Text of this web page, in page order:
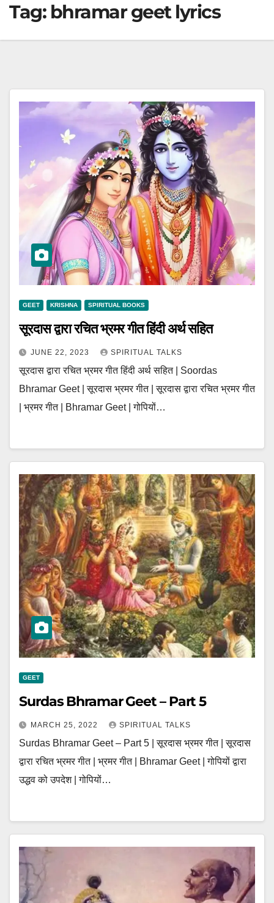
Tag: bhramar geet lyrics
GEET KRISHNA SPIRITUAL BOOKS
सूरदास द्वारा रचित भ्रमर गीत हिंदी अर्थ सहित
JUNE 22, 2023 SPIRITUAL TALKS
सूरदास द्वारा रचित भ्रमर गीत हिंदी अर्थ सहित | Soordas
Bhramar Geet | सूरदास भ्रमर गीत | सूरदास द्वारा रचित भ्रमर गीत
| भ्रमर गीत | Bhramar Geet | गोपियों…
GEET
Surdas Bhramar Geet – Part 5
MARCH 25, 2022 SPIRITUAL TALKS
Surdas Bhramar Geet – Part 5 | सूरदास भ्रमर गीत | सूरदास
द्वारा रचित भ्रमर गीत | भ्रमर गीत | Bhramar Geet | गोपियों द्वारा
उद्धव को उपदेश | गोपियों…